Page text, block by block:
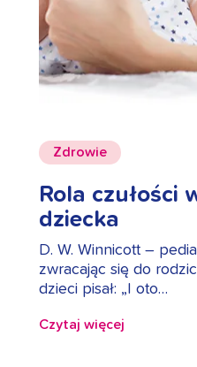
Zdrowie
Rola czułości
dziecka
D. W. Winnicott –
zwracając się do
dzieci pisał: „I oto…
Czytaj więcej